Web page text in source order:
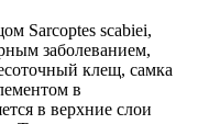
Sarcoptes scabiei,
заболеванием,
клещ, самка
в
в верхние слои